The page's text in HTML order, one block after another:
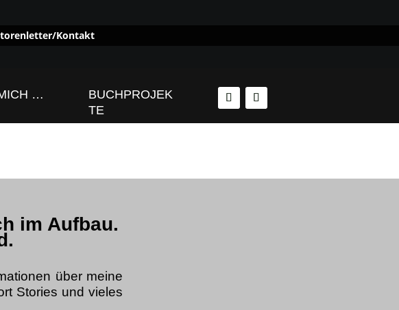
Kontakt
…
BUCHPROJEK
TE
im Aufbau.
über meine
Stories und vieles